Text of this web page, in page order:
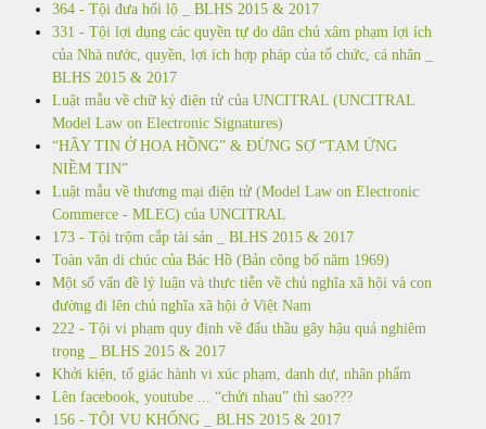
364 - Tội đưa hối lộ _ BLHS 2015 & 2017
331 - Tội lợi dụng các quyền tự do dân chủ xâm phạm lợi ích
của Nhà nước, quyền, lợi ích hợp pháp của tổ chức, cá nhân _
BLHS 2015 & 2017
Luật mẫu về chữ ký điện tử của UNCITRAL (UNCITRAL
Model Law on Electronic Signatures)
“HÃY TIN Ở HOA HỒNG” & ĐỪNG SỢ “TẠM ỨNG
NIỀM TIN”
Luật mẫu về thương mại điện tử (Model Law on Electronic
Commerce - MLEC) của UNCITRAL
173 - Tội trộm cắp tài sản _ BLHS 2015 & 2017
Toàn văn di chúc của Bác Hồ (Bản công bố năm 1969)
Một số vấn đề lý luận và thực tiễn về chủ nghĩa xã hội và con
đường đi lên chủ nghĩa xã hội ở Việt Nam
222 - Tội vi phạm quy định về đấu thầu gây hậu quả nghiêm
trọng _ BLHS 2015 & 2017
Khởi kiện, tố giác hành vi xúc phạm, danh dự, nhân phẩm
Lên facebook, youtube ... “chửi nhau” thì sao???
156 - TỘI VU KHỐNG _ BLHS 2015 & 2017